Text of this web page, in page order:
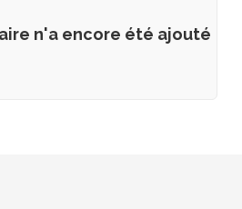
n'a encore été ajouté